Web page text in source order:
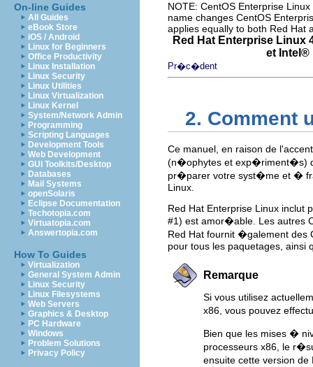
On-line Guides
All Guides
eBook Store
iOS / Android
Linux for Beginners
Office Productivity
Linux Installation
Linux Security
Linux Utilities
Linux Virtualization
Linux Kernel
System/Network Admin
Programming
Scripting Languages
Development Tools
Web Development
GUI Toolkits/Desktop
Databases
Mail Systems
openSolaris
Eclipse Documentation
Techotopia.com
Virtuatopia.com
Answertopia.com
How To Guides
Virtualization
General System Admin
Linux Security
Linux Filesystems
Web Servers
Graphics & Desktop
PC Hardware
Windows
Problem Solutions
Privacy Policy
NOTE: CentOS Enterprise
name changes CentOS
applies equally to both Red Hat
Red Hat Enterprise
et Intel ®
Pr�c�dent
2. Comment
Ce manuel, en raison de
(n�ophytes et exp�riment�s)
pr�parer votre syst�me et �
Linux.
Red Hat Enterprise Linux inclut
#1) est amor�able. Les autres
Red Hat fournit �galement des
pour tous les paquetages, ainsi
Remarque
Si vous utilisez
x86, vous pouvez
Bien que les mises �
processeurs x86, le
ensuite cette version